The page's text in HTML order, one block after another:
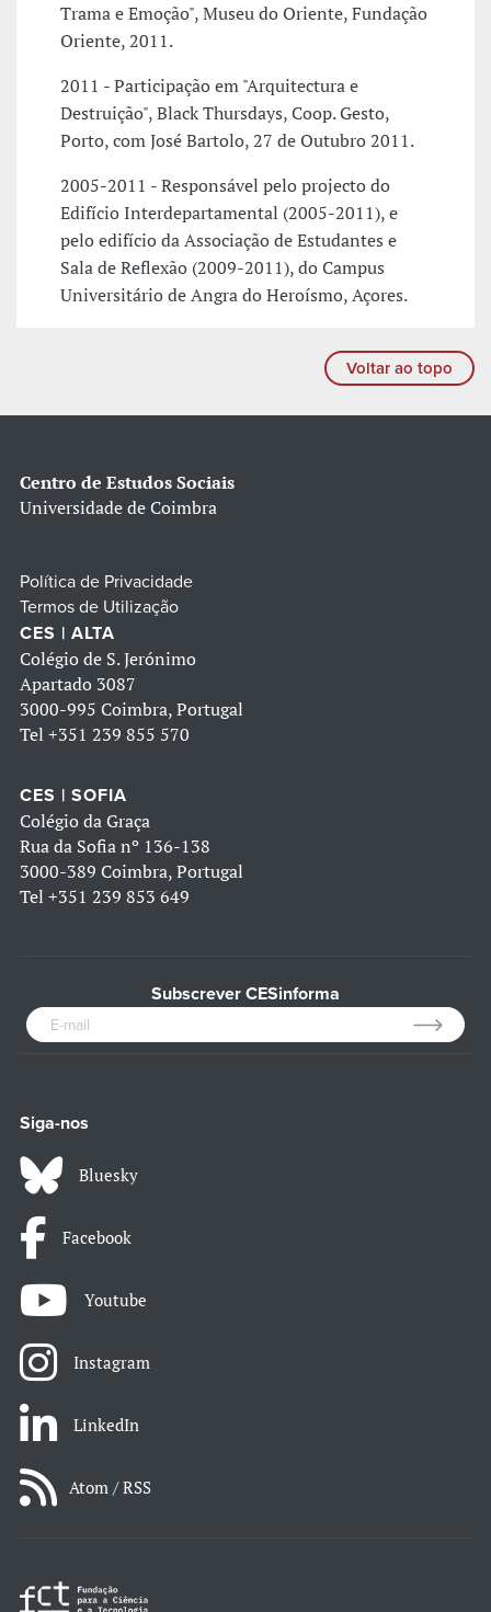
Trama e Emoção", Museu do Oriente, Fundação
Oriente, 2011.
2011 - Participação em "Arquitectura e
Destruição", Black Thursdays, Coop. Gesto,
Porto, com José Bartolo, 27 de Outubro 2011.
2005-2011 - Responsável pelo projecto do
Edifício Interdepartamental (2005-2011), e
pelo edifício da Associação de Estudantes e
Sala de Reflexão (2009-2011), do Campus
Universitário de Angra do Heroísmo, Açores.
Voltar ao topo
Centro de Estudos Sociais
Universidade de Coimbra
Política de Privacidade
Termos de Utilização
CES | ALTA
Colégio de S. Jerónimo
Apartado 3087
3000-995 Coimbra, Portugal
Tel +351 239 855 570
CES | SOFIA
Colégio da Graça
Rua da Sofia nº 136-138
3000-389 Coimbra, Portugal
Tel +351 239 853 649
Subscrever CESinforma
Siga-nos
Bluesky
Facebook
Youtube
Instagram
LinkedIn
Atom / RSS